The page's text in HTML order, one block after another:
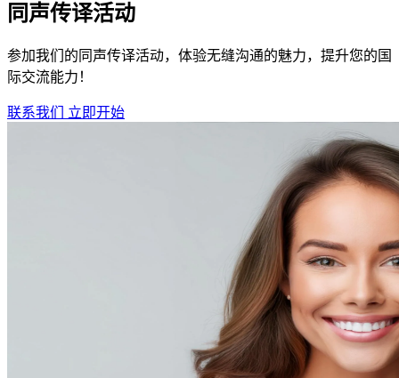
同声传译活动
参加我们的同声传译活动，体验无缝沟通的魅力，提升您的国
际交流能力！
联系我们 立即开始